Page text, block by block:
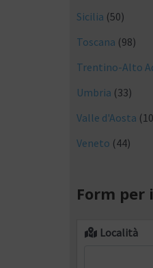
Sicilia (50)
Toscana (98)
Trentino-Alto
Umbria (33)
Valle d'Aosta
Veneto (44)
Form per
Località